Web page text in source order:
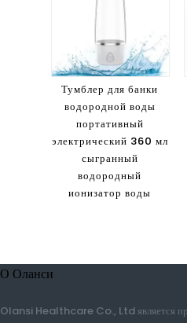
Тумблер для банки
водородной воды
портативный
электрический 360 мл
сыгранный
водородный
ионизатор воды